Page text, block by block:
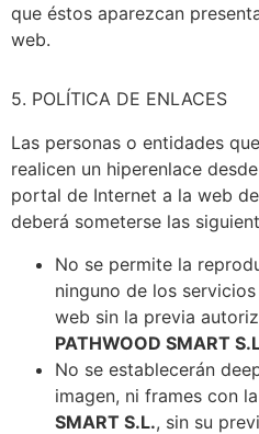
que éstos aparezcan
web.
5. POLÍTICA DE ENLACES
Las personas o entidades
realicen un hiperenlace
portal de Internet a la web de
deberá someterse las
No se permite la
ninguno de los
web sin la previa
PATHWOOD SMART
No se establecerán
imagen, ni frames con
SMART S.L., sin su